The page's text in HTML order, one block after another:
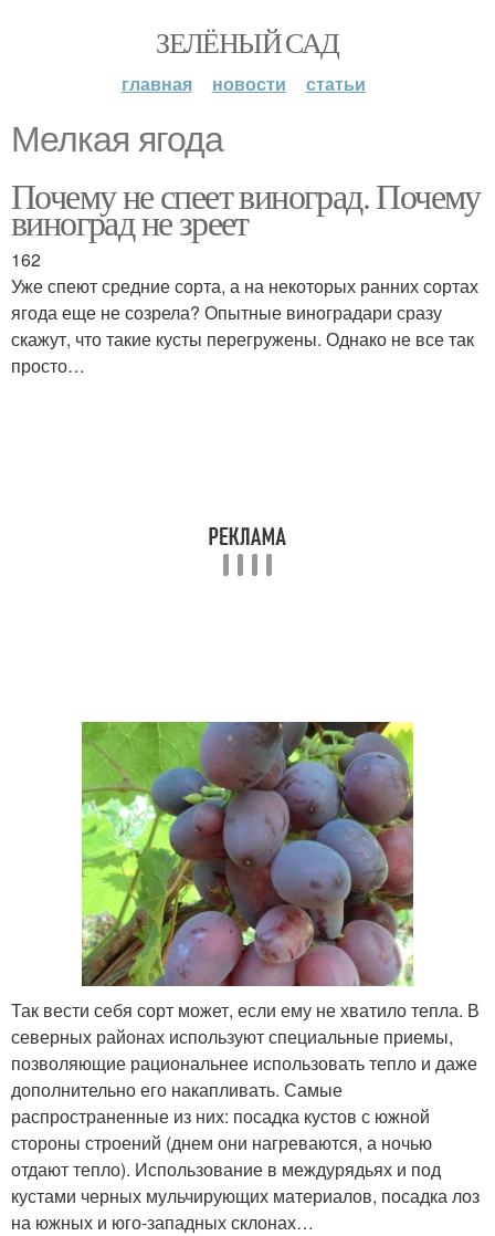
ЗЕЛЁНЫЙ САД
главная новости статьи
Мелкая ягода
Почему не спеет виноград. Почему
виноград не зреет
162
Уже спеют средние сорта, а на некоторых ранних сортах
ягода еще не созрела? Опытные виноградари сразу
скажут, что такие кусты перегружены. Однако не все так
просто…
Так вести себя сорт может, если ему не хватило тепла. В
северных районах используют специальные приемы,
позволяющие рациональнее использовать тепло и даже
дополнительно его накапливать. Самые
распространенные из них: посадка кустов с южной
стороны строений (днем они нагреваются, а ночью
отдают тепло). Использование в междурядьях и под
кустами черных мульчирующих материалов, посадка лоз
на южных и юго-западных склонах…